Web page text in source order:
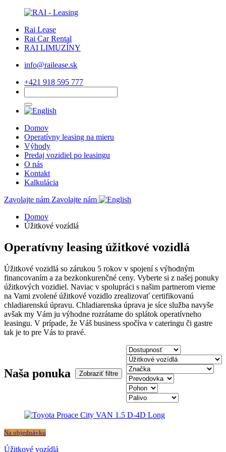
Rai Lease
Rai Car Rental
RAI LIMUZÍNY
info@railease.sk
+421 918 595 777
Domov
Operatívny leasing na mieru
Výhody
Predaj vozidiel po leasingu
O nás
Kontakt
Kalkulácia
Zavolajte nám Zavolajte nám
Domov
Úžitkové vozídlá
Operatívny leasing úžitkové vozidlá
Úžitkové vozidlá so zárukou 5 rokov v spojení s výhodným
financovaním a za bezkonkurenčné ceny. Vyberte si z našej ponuky
úžitkových vozidiel. Naviac v spolupráci s našim partnerom vieme
na Vami zvolené úžitkové vozidlo zrealizovať certifikovanú
chladiarenskú úpravu. Chladiarenska úprava je síce služba navyše
avšak my Vám ju výhodne rozrátame do splátok operatívneho
leasingu. V prípade, že Váš business spočíva v cateringu či gastre
tak je to pre Vás to pravé.
Naša ponuka Zobraziť filtre
Na objednávku
Úžitkové vozídlá